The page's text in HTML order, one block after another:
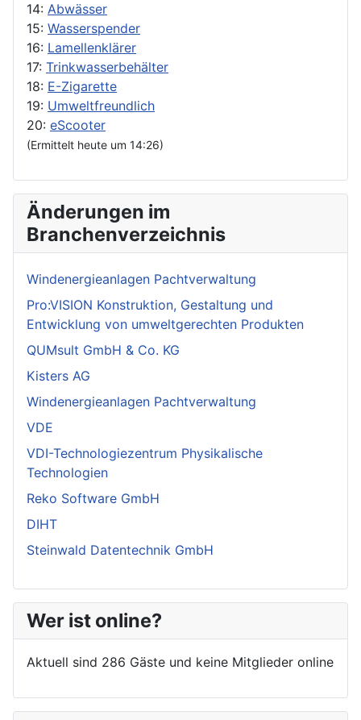
14: Abwässer
15: Wasserspender
16: Lamellenklärer
17: Trinkwasserbehälter
18: E-Zigarette
19: Umweltfreundlich
20: eScooter
(Ermittelt heute um 14:26)
Änderungen im
Branchenverzeichnis
Windenergieanlagen Pachtverwaltung
Pro:VISION Konstruktion, Gestaltung und
Entwicklung von umweltgerechten Produkten
QUMsult GmbH & Co. KG
Kisters AG
Windenergieanlagen Pachtverwaltung
VDE
VDI-Technologiezentrum Physikalische
Technologien
Reko Software GmbH
DIHT
Steinwald Datentechnik GmbH
Wer ist online?
Aktuell sind 286 Gäste und keine Mitglieder online